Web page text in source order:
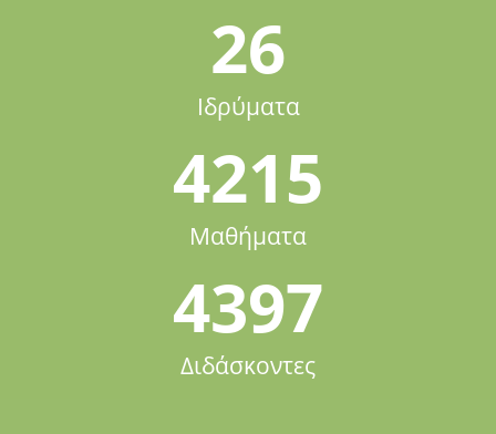
26
Ιδρύματα
4215
Μαθήματα
4397
Διδάσκοντες